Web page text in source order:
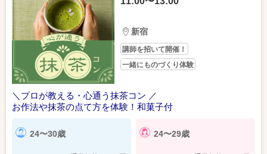
新宿
講師を招いて開催！
一緒にものづくり体験
＼プロが教える・心通う抹茶コン ／
お作法や抹茶の点て方を体験！和菓子付
24〜30歳 24〜29歳